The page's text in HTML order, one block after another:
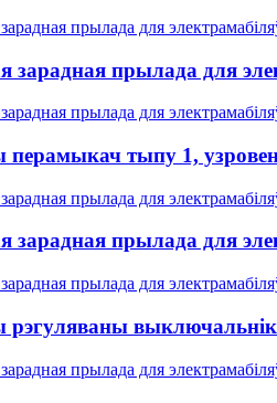
зарадная прылада для
тыпу 1,
зарадная прылада для